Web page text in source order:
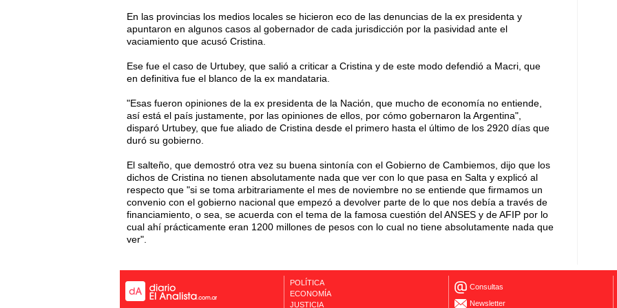
En las provincias los medios locales se hicieron eco de las denuncias de la ex presidenta y
apuntaron en algunos casos al gobernador de cada jurisdicción por la pasividad ante el
vaciamiento que acusó Cristina.
Ese fue el caso de Urtubey, que salió a criticar a Cristina y de este modo defendió a Macri, que
en definitiva fue el blanco de la ex mandataria.
"Esas fueron opiniones de la ex presidenta de la Nación, que mucho de economía no entiende,
así está el país justamente, por las opiniones de ellos, por cómo gobernaron la Argentina",
disparó Urtubey, que fue aliado de Cristina desde el primero hasta el último de los 2920 días que
duró su gobierno.
El salteño, que demostró otra vez su buena sintonía con el Gobierno de Cambiemos, dijo que los
dichos de Cristina no tienen absolutamente nada que ver con lo que pasa en Salta y explicó al
respecto que "si se toma arbitrariamente el mes de noviembre no se entiende que firmamos un
convenio con el gobierno nacional que empezó a devolver parte de lo que nos debía a través de
financiamiento, o sea, se acuerda con el tema de la famosa cuestión del ANSES y de AFIP por lo
cual ahí prácticamente eran 1200 millones de pesos con lo cual no tiene absolutamente nada que
ver".
POLÍTICA
ECONOMÍA
JUSTICIA
Consultas
Newsletter